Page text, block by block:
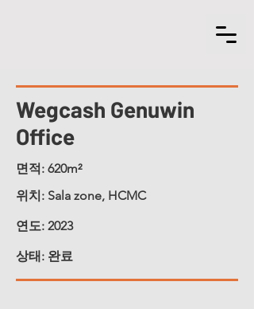
Wegcash Genuwin
Office
면적: 620m²
위치: Sala zone, HCMC
연도: 2023
상태: 완료